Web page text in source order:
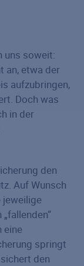
uns soweit:
an, etwa der
aufzubringen,
Doch was
in der
den
Auf Wunsch
jeweilige
eine
springt
den